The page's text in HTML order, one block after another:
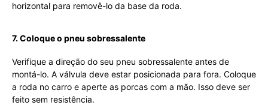
horizontal para removê-lo da base da roda.
7. Coloque o pneu sobressalente
Verifique a direção do seu pneu sobressalente antes de
montá-lo. A válvula deve estar posicionada para fora. Coloque
a roda no carro e aperte as porcas com a mão. Isso deve ser
feito sem resistência.